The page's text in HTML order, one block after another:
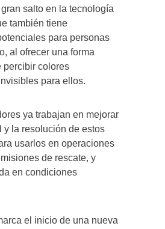
salto en la tecnología
también tiene
para personas
al ofrecer una forma
percibir colores
para ellos.
ya trabajan en mejorar
y la resolución de estos
usarlos en operaciones
de rescate, y
en condiciones
el inicio de una nueva